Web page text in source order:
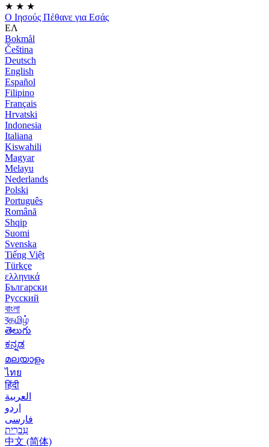
★ ★ ★
Ο Ιησούς Πέθανε για Εσάς
ΕΛ
Bokmål
Čeština
Deutsch
English
Español
Filipino
Français
Hrvatski
Indonesia
Italiana
Kiswahili
Magyar
Melayu
Nederlands
Polski
Português
Română
Shqip
Suomi
Svenska
Tiếng Việt
Türkçe
ελληνικά
Български
Русский
বাংলা
বதமிழ்
తెలుగు
ಕನ್ನಡ
മലയാളം
ไทย
हिंदी
العربية
اردو
فارسی
עִברִית
中文 (简体)